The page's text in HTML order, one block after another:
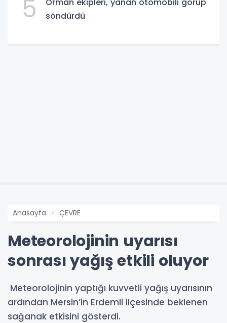
5
söndürdü
Anasayfa ÇEVRE
Meteorolojinin uyarısı
sonrası yağış etkili oluyor
Meteorolojinin yaptığı kuvvetli yağış uyarısının
ardından Mersin’in Erdemli ilçesinde beklenen
sağanak etkisini gösterdi.